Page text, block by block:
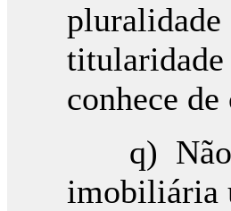
pluralidade
titularidade
conhece
q) Não
imobiliária